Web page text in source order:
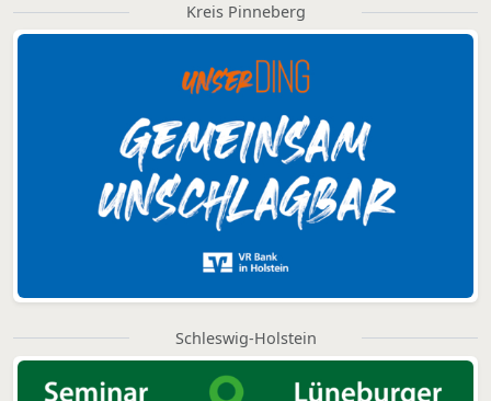
Kreis Pinneberg
Schleswig-Holstein